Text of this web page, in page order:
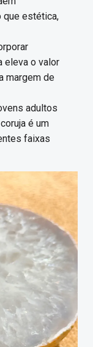
que estética,
eleva o valor
margem de
adultos
é um
faixas